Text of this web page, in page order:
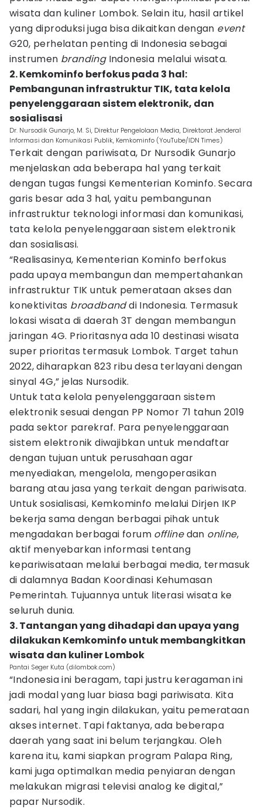
wisata dan kuliner Lombok. Selain itu, hasil artikel
yang diproduksi juga bisa dikaitkan dengan event
G20, perhelatan penting di Indonesia sebagai
instrumen branding Indonesia melalui wisata.
2. Kemkominfo berfokus pada 3 hal:
Pembangunan infrastruktur TIK, tata kelola
penyelenggaraan sistem elektronik, dan
sosialisasi
Dr. Nursodik Gunarjo, M. Si, Direktur Pengelolaan Media, Direktorat Jenderal
Informasi dan Komunikasi Publik, Kemkominfo (YouTube/IDN Times)
Terkait dengan pariwisata, Dr Nursodik Gunarjo
menjelaskan ada beberapa hal yang terkait
dengan tugas fungsi Kementerian Kominfo. Secara
garis besar ada 3 hal, yaitu pembangunan
infrastruktur teknologi informasi dan komunikasi,
tata kelola penyelenggaraan sistem elektronik
dan sosialisasi.
“Realisasinya, Kementerian Kominfo berfokus
pada upaya membangun dan mempertahankan
infrastruktur TIK untuk pemerataan akses dan
konektivitas broadbanddi Indonesia. Termasuk
lokasi wisata di daerah 3T dengan membangun
jaringan 4G. Prioritasnya ada 10 destinasi wisata
super prioritas termasuk Lombok. Target tahun
2022, diharapkan 823 ribu desa terlayani dengan
sinyal 4G,” jelas Nursodik.
Untuk tata kelola penyelenggaraan sistem
elektronik sesuai dengan PP Nomor 71 tahun 2019
pada sektor parekraf. Para penyelenggaraan
sistem elektronik diwajibkan untuk mendaftar
dengan tujuan untuk perusahaan agar
menyediakan, mengelola, mengoperasikan
barang atau jasa yang terkait dengan pariwisata.
Untuk sosialisasi, Kemkominfo melalui Dirjen IKP
bekerja sama dengan berbagai pihak untuk
mengadakan berbagai forum offlinedan online,
aktif menyebarkan informasi tentang
kepariwisataan melalui berbagai media, termasuk
di dalamnya Badan Koordinasi Kehumasan
Pemerintah. Tujuannya untuk literasi wisata ke
seluruh dunia.
3. Tantangan yang dihadapi dan upaya yang
dilakukan Kemkominfo untuk membangkitkan
wisata dan kuliner Lombok
Pantai Seger Kuta (dilombok.com)
“Indonesia ini beragam, tapi justru keragaman ini
jadi modal yang luar biasa bagi pariwisata. Kita
sadari, hal yang ingin dilakukan, yaitu pemerataan
akses internet. Tapi faktanya, ada beberapa
daerah yang saat ini belum terjangkau. Oleh
karena itu, kami siapkan program Palapa Ring,
kami juga optimalkan media penyiaran dengan
melakukan migrasi televisi analog ke digital,”
papar Nursodik.